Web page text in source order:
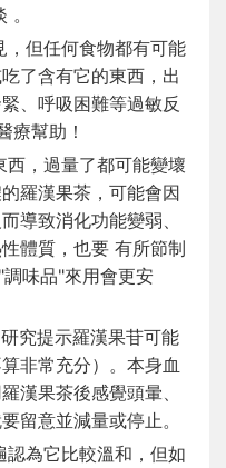
但任何食物都有可能
了含有它的東西，出
、呼吸困難等過敏反
療幫助！
，過量了都可能變壞
羅漢果茶，可能會因
導致消化功能變弱、
體質，也要 有所節制
調味品"來用會更安
究提示羅漢果苷可能
非常充分）。本身血
漢果茶後感覺頭暈、
留意並減量或停止。
為它比較溫和，但如